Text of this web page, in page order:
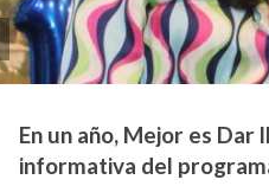
En un año, Mejor es
informativa del